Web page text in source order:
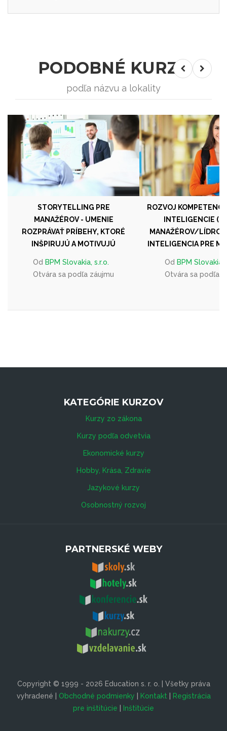
PODOBNÉ KURZY
podľa názvu a lokality
STORYTELLING PRE
MANAŽÉROV - UMENIE
ROZPRÁVAŤ PRÍBEHY, KTORÉ
INŠPIRUJÚ A MOTIVUJÚ
Od BPM Slovakia, s.r.o.
Otvára sa podľa záujmu
ROZVOJ
INTELIGENCIE
MANAŽÉROV/LÍDROV
INTELIGENCIA PRE
Od BPM Slovakia,
Otvára sa podľa
KATEGÓRIE KURZOV
Kurzy zo zákona
Kurzy podľa odvetvia
Ekonomické kurzy
Hobby, Krása, Zdravie
Jazykové kurzy
Osobnostný rozvoj
PARTNERSKÉ WEBY
Copyright © 1999 - 2026 Education s. r. o. | Všetky práva
vyhradené | Obchodné podmienky | Kontakt | Registrácia
pre inštitúcie | Inštitúcie